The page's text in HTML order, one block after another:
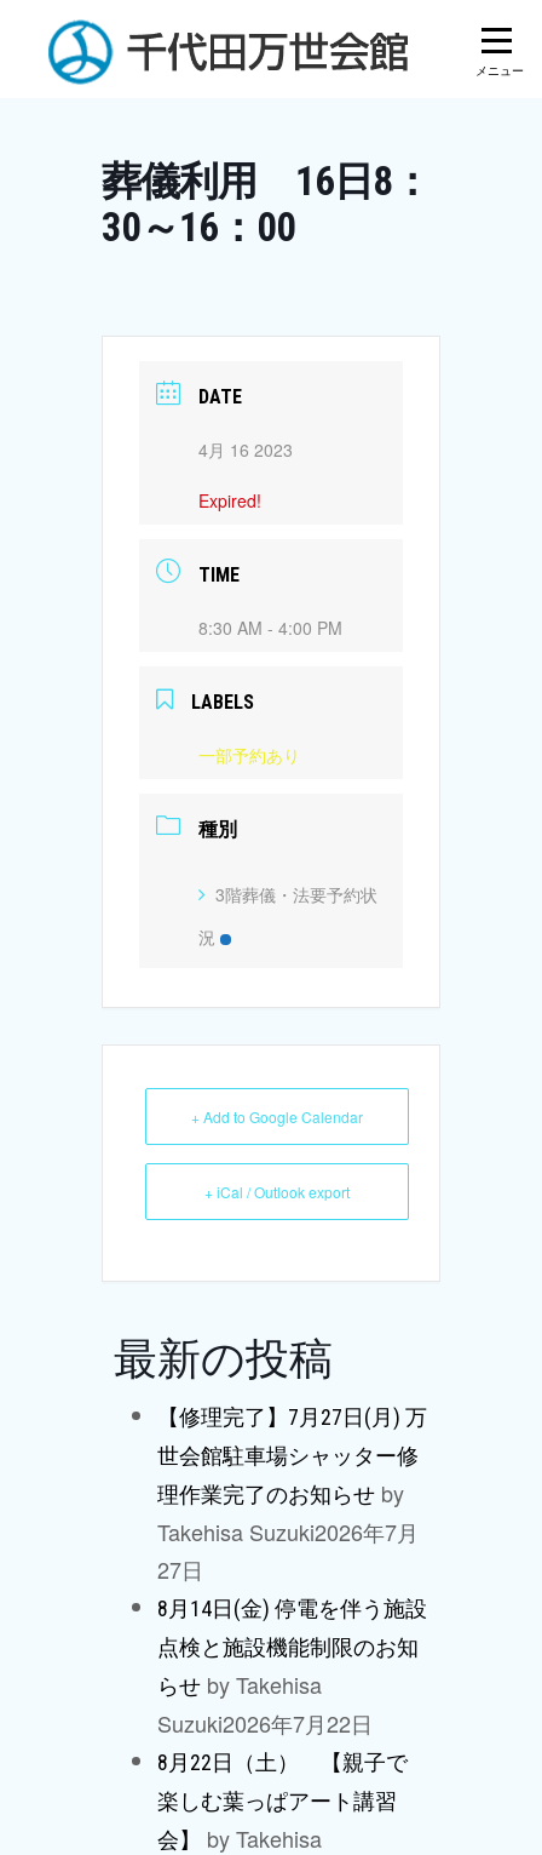
content
葬儀利用 16日8：
30～16：00
DATE
4月 16 2023
Expired!
TIME
8:30 AM - 4:00 PM
LABELS
一部予約あり
種別
3階葬儀・法要予約状
況
+ Add to Google Calendar
+ iCal / Outlook export
最新の投稿
【修理完了】7月27日(月) 万
世会館駐車場シャッター修
理作業完了のお知らせ by
Takehisa Suzuki2026年7月
27日
8月14日(金) 停電を伴う施設
点検と施設機能制限のお知
らせ by Takehisa
Suzuki2026年7月22日
8月22日（土） 【親子で
楽しむ葉っぱアート講習
会】
by Takehisa